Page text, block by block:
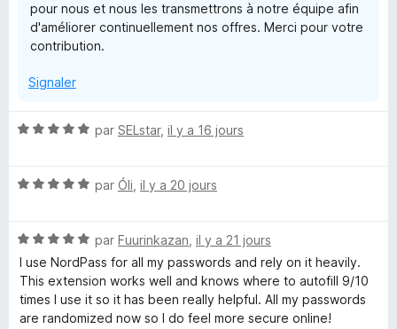
n
a
g
e
r
&
D
i
pour nous et nous les transmettrons à notre équipe afin
d'améliorer continuellement nos offres. Merci pour votre
contribution.
Signaler
N
é
u
r
5
par SELstar, il y a 16 jours
N
é
5
s
u
r
par Óli il y a 20 jours
N
o
t
é
5
par Fuurinkazan il y a 21 jours
I use NordPass for all my passwords and rely on it heavily.
This extension works well and knows where to autofill 9/10
times I use it so it has been really helpful. All my passwords
are randomized now so I do feel more secure online!